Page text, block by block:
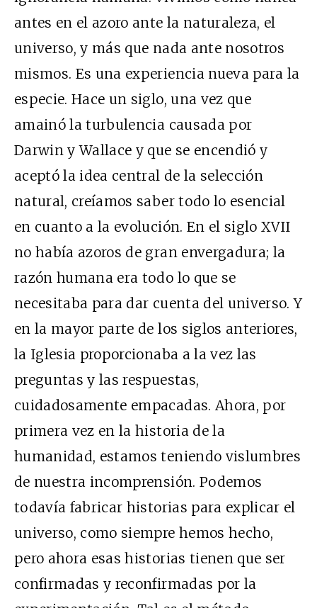
antes en el azoro ante la naturaleza, el
universo, y más que nada ante nosotros
mismos. Es una experiencia nueva para la
especie. Hace un siglo, una vez que
amainó la turbulencia causada por
Darwin y Wallace y que se encendió y
aceptó la idea central de la selección
natural, creíamos saber todo lo esencial
en cuanto a la evolución. En el siglo XVII
no había azoros de gran envergadura; la
razón humana era todo lo que se
necesitaba para dar cuenta del universo. Y
en la mayor parte de los siglos anteriores,
la Iglesia proporcionaba a la vez las
preguntas y las respuestas,
cuidadosamente empacadas. Ahora, por
primera vez en la historia de la
humanidad, estamos teniendo vislumbres
de nuestra incomprensión. Podemos
todavía fabricar historias para explicar el
universo, como siempre hemos hecho,
pero ahora esas historias tienen que ser
confirmadas y reconfirmadas por la